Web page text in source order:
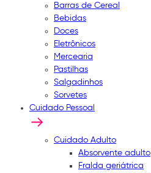
Barras de Cereal
Bebidas
Doces
Eletrônicos
Mercearia
Pastilhas
Salgadinhos
Sorvetes
Cuidado Pessoal
Cuidado Adulto
Absorvente adulto
Fralda geriátrica